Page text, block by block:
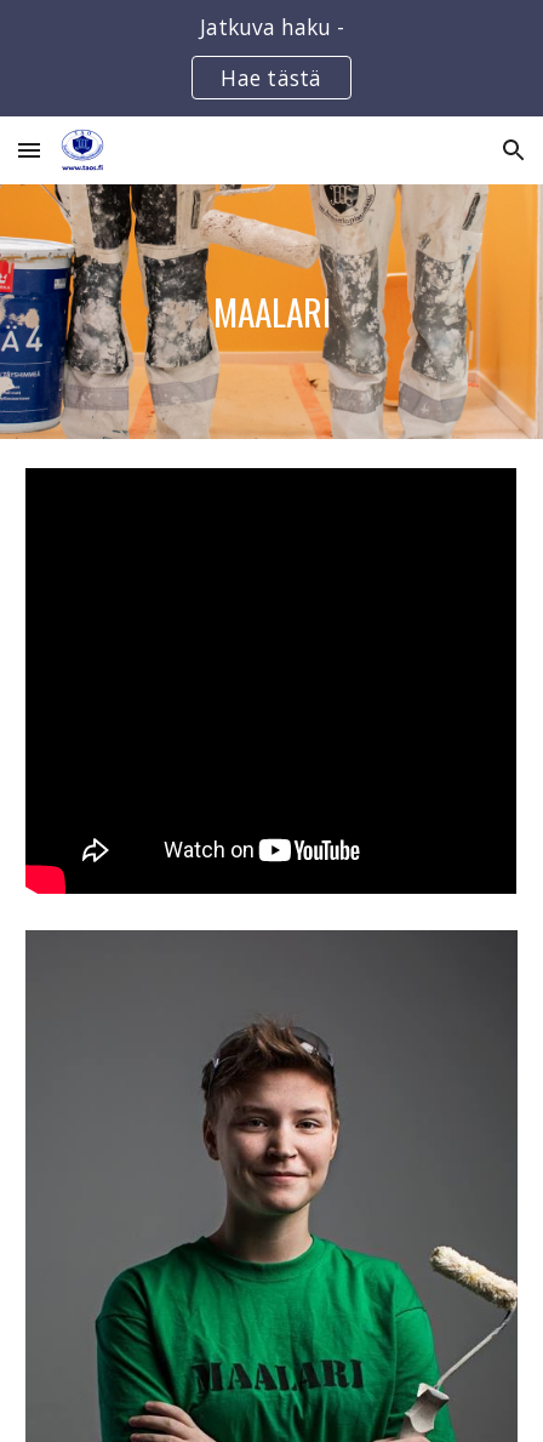
Jatkuva haku -
Hae tästä
MAALARI